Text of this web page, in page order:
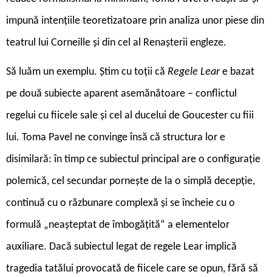
impună intențiile teoretizatoare prin analiza unor piese din
teatrul lui Corneille și din cel al Renașterii engleze.
Să luăm un exemplu. Știm cu toții că Regele Leare bazat
pe două subiecte aparent asemănătoare – conflictul
regelui cu fiicele sale și cel al ducelui de Goucester cu fiii
lui. Toma Pavel ne convinge însă că structura lor e
disimilară: în timp ce subiectul principal are o configurație
polemică, cel secundar pornește de la o simplă decepție,
continuă cu o răzbunare complexă și se încheie cu o
formulă „neașteptat de îmbogățită“ a elementelor
auxiliare. Dacă subiectul legat de regele Lear implică
tragedia tatălui provocată de fiicele care se opun, fără să